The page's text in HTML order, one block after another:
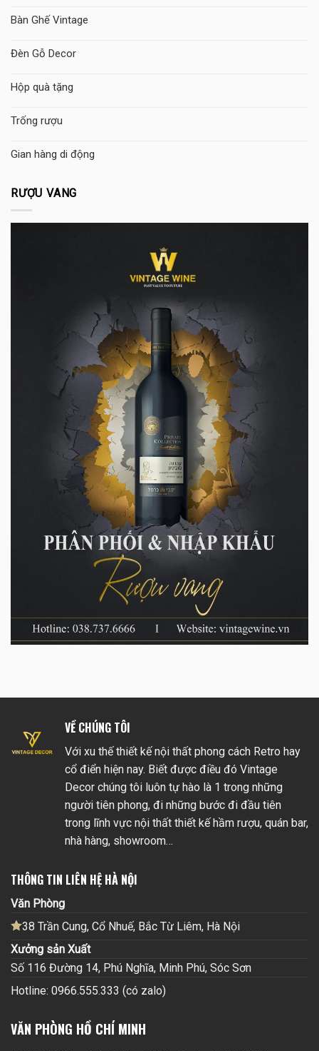
Bàn Ghế Vintage
Đèn Gỗ Decor
Hộp quà tặng
Trống rượu
Gian hàng di động
RƯỢU VANG
VỀ CHÚNG TÔI
Với xu thế thiết kế nội thất phong cách Retro hay
cổ điển hiện nay. Biết được điều đó Vintage
Decor chúng tôi luôn tự hào là 1 trong những
người tiên phong, đi những bước đi đầu tiên
trong lĩnh vực nội thất thiết kế hầm rượu, quán bar,
nhà hàng, showroom…
THÔNG TIN LIÊN HỆ HÀ NỘI
Văn Phòng
38 Trần Cung, Cổ Nhuế, Bắc Từ Liêm, Hà Nội
Xưởng sản Xuất
Số 116 Đường 14, Phú Nghĩa, Minh Phú, Sóc Sơn
Hotline: 0966.555.333 (có zalo)
VĂN PHÒNG HỒ CHÍ MINH